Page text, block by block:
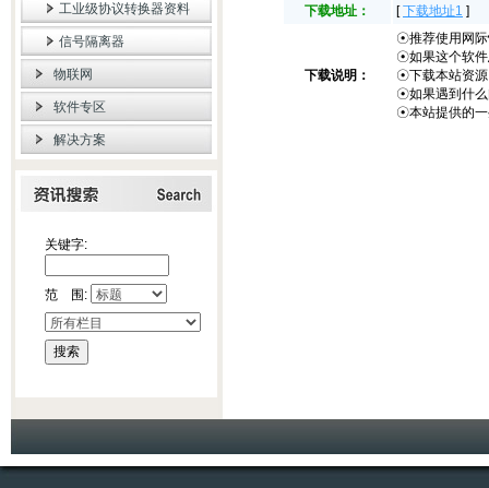
关键字:
范 围:
工业级协议转换器资料
信号隔离器
物联网
软件专区
解决方案
下载地址：
[下载地址1 ]
下载说明：
☉推荐使用网际
☉如果这个软件
☉下载本站资源
☉如果遇到什
☉本站提供的一